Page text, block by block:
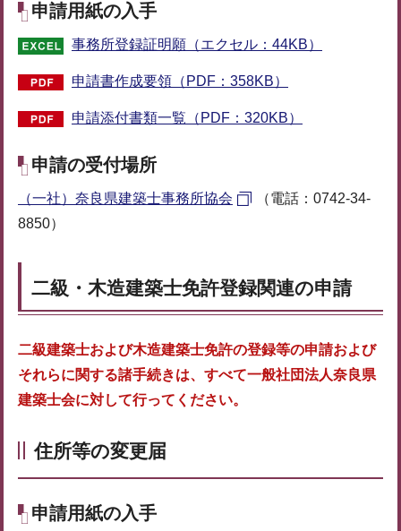
申請用紙の入手
事務所登録証明願（エクセル：44KB）
申請書作成要領（PDF：358KB）
申請添付書類一覧（PDF：320KB）
申請の受付場所
（一社）奈良県建築士事務所協会
（電話：0742-34-
8850）
二級・木造建築士免許登録関連の申請
二級建築士および木造建築士免許の登録等の申請および
それらに関する諸手続きは、すべて一般社団法人奈良県
建築士会に対して行ってください。
住所等の変更届
申請用紙の入手